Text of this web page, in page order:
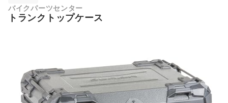
バイクパーツセンター
トランクトップケース